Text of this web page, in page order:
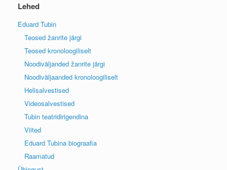
Lehed
Eduard Tubin
Teosed žanrite järgi
Teosed kronoloogiliselt
Noodiväljanded žanrite järgi
Noodiväljaanded kronoloogiliselt
Helisalvestised
Videosalvestised
Tubin teatridirigendina
Viited
Eduard Tubina biograafia
Raamatud